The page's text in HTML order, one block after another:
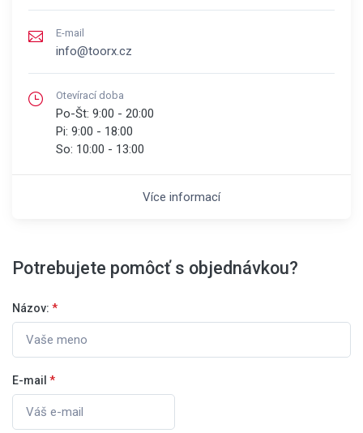
E-mail
info@toorx.cz
Otevírací doba
Po-Št: 9:00 - 20:00
Pi: 9:00 - 18:00
So: 10:00 - 13:00
Více informací
Potrebujete pomôcť s objednávkou?
Názov: *
E-mail *